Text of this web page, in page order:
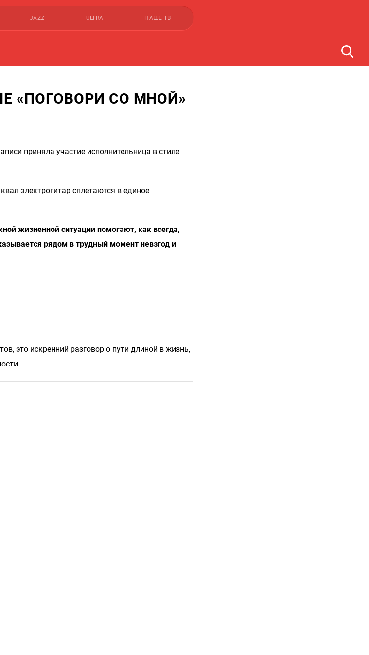
JAZZ ULTRA НАШЕ ТВ
«ПОГОВОРИ СО МНОЙ»
приняла участие исполнительница в стиле
электрогитар сплетаются в единое
жизненной ситуации помогают, как всегда,
рядом в трудный момент невзгод и
это искренний разговор о пути длиной в жизнь,